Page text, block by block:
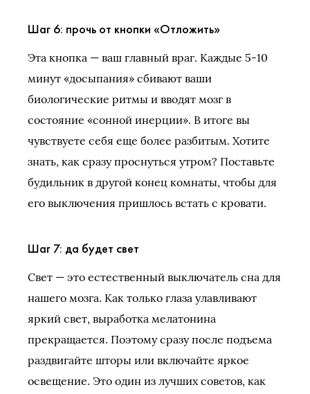
Шаг 6: прочь от кнопки «Отложить»
Эта кнопка — ваш главный враг. Каждые 5-10
минут «досыпания» сбивают ваши
биологические ритмы и вводят мозг в
состояние «сонной инерции». В итоге вы
чувствуете себя еще более разбитым. Хотите
знать, как сразу проснуться утром? Поставьте
будильник в другой конец комнаты, чтобы для
его выключения пришлось встать с кровати.
Шаг 7: да будет свет
Свет — это естественный выключатель сна для
нашего мозга. Как только глаза улавливают
яркий свет, выработка мелатонина
прекращается. Поэтому сразу после подъема
раздвигайте шторы или включайте яркое
освещение. Это один из лучших советов, как